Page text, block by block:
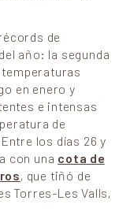
de
año: la segunda
en enero y
e intensas
de
los días 26 y
con una cota de
, que tiñó de
Torres-Les Valls,